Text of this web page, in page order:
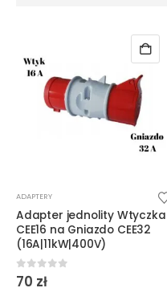
ADAPTERY
Adapter jednolity Wtyczka
CEE16 na Gniazdo CEE32
(16A|11kW|400V)
0 out of 5
70 zł